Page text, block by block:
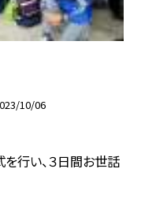
10/06
を行い、３日間お世話